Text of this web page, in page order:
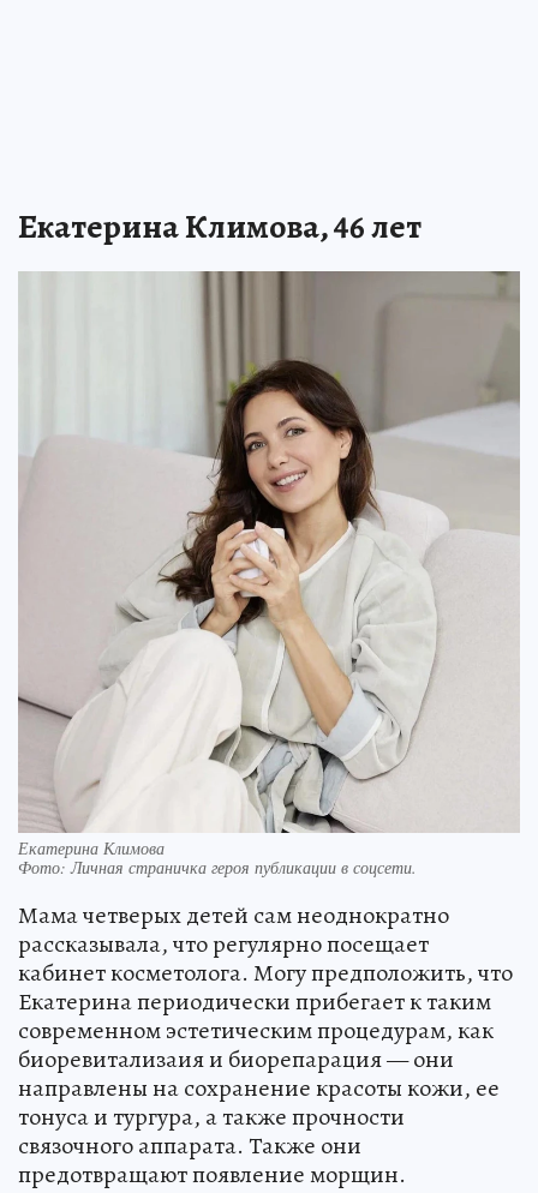
Екатерина Климова, 46 лет
Екатерина Климова
Фото:Личная страничка героя публикации в соцсети.
Мама четверых детей сам неоднократно
рассказывала, что регулярно посещает
кабинет косметолога. Могу предположить, что
Екатерина периодически прибегает к таким
современном эстетическим процедурам, как
биоревитализаия и биорепарация — они
направлены на сохранение красоты кожи, ее
тонуса и тургура, а также прочности
связочного аппарата. Также они
предотвращают появление морщин.